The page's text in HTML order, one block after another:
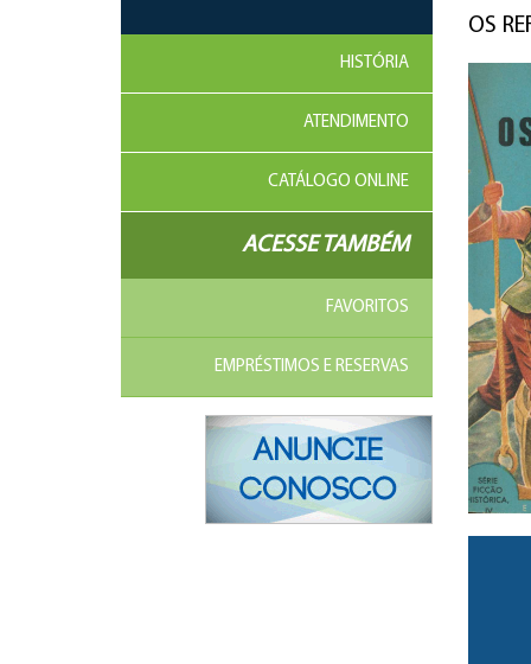
HISTÓRIA
ATENDIMENTO
CATÁLOGO ONLINE
ACESSE TAMBÉM
FAVORITOS
EMPRÉSTIMOS E RESERVAS
OS